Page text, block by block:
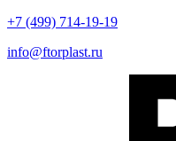
+7 (499) 714-19-19
info@ftorplast.ru